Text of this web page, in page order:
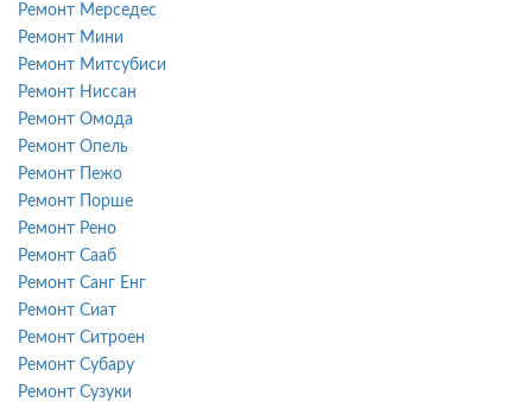
Ремонт Мерседес
Ремонт Мини
Ремонт Митсубиси
Ремонт Ниссан
Ремонт Омода
Ремонт Опель
Ремонт Пежо
Ремонт Порше
Ремонт Рено
Ремонт Сааб
Ремонт Санг Енг
Ремонт Сиат
Ремонт Ситроен
Ремонт Субару
Ремонт Сузуки